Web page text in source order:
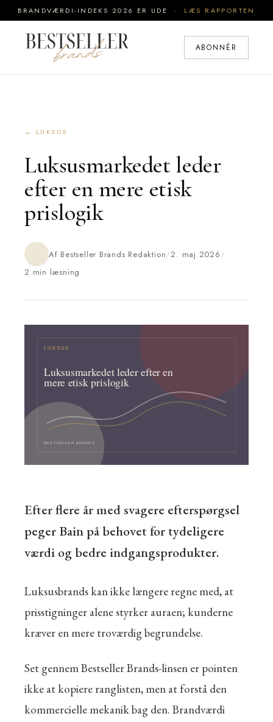
BRANDVÆRDI-INDEKS 2026 ER UDE · LÆS RAPPORTEN
ABONNÉR
← LUKSUS
Luksusmarkedet leder
efter en mere etisk
prislogik
Af Bestseller Brands Redaktion/2. maj 2026/
2 min læsning
Efter flere år med svagere efterspørgsel
peger Bain på behovet for tydeligere
værdi og bedre indgangsprodukter.
Luksusbrands kan ikke længere regne med, at
prisstigninger alene styrker auraen; kunderne
kræver en mere troværdig begrundelse.
Set gennem Bestseller Brands-linsen er pointen
ikke at kopiere ranglisten, men at forstå den
kommercielle mekanik bag den. Brandværdi